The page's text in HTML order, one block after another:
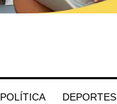
POLÍTICA DEPORTES